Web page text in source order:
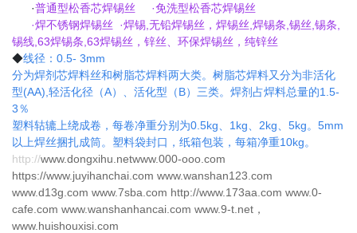
·普通型松香芯焊锡丝 ·免洗型松香芯焊锡丝
·焊不锈钢焊锡丝 ·焊锡,无铅焊锡丝，焊锡丝, 焊锡条 ,锡丝,锡条,
锡线,63焊锡条,63焊锡丝，锌丝、环保焊锡丝，纯锌丝
◆线径：0.5- 3mm
分为焊剂芯焊料丝和树脂芯焊料两大类。树脂芯焊料又分为非活化
型(AA),轻活化径（A）、活化型（B）三类。焊剂占焊料总量的1.5-
3％
塑料轱辘上绕成卷，每卷净重分别为0.5kg、1kg、2kg、5kg。5mm
以上焊丝捆扎成筒。塑料袋封口，纸箱包装，每箱净重10kg。
http://www.dongxihu.netwww.000-ooo.com
https://www.juyihanchai.com www.wanshan123.com
www.d13g.com www.7sba.com http://www.173aa.com www.0-
cafe.com www.wanshanhancai.com www.9-t.net，
www.huishouxisi.com